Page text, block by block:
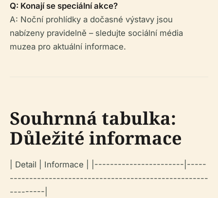
Q: Konají se speciální akce?
A: Noční prohlídky a dočasné výstavy jsou
nabízeny pravidelně – sledujte sociální média
muzea pro aktuální informace.
Souhrnná tabulka:
Důležité informace
| Detail | Informace | |-----------------------|-----
---------------------------------------------------
---------|